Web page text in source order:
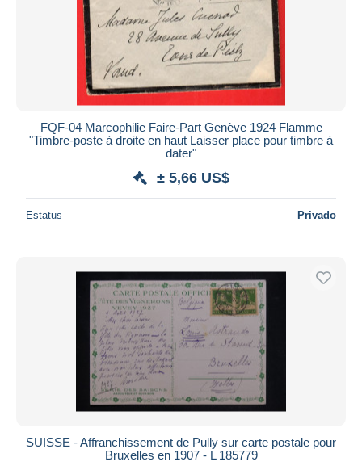
FQF-04 Marcophilie Faire-Part Genève 1924 Flamme
"Timbre-poste à droite en haut Laisser place pour timbre à
dater"
± 5,66 US$
Estatus Privado
SUISSE - Affranchissement de Pully sur carte postale pour
Bruxelles en 1907 - L 185779